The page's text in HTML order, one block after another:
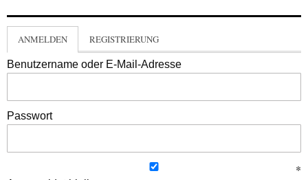
ANMELDEN REGISTRIERUNG
Benutzername oder E-Mail-Adresse
Passwort